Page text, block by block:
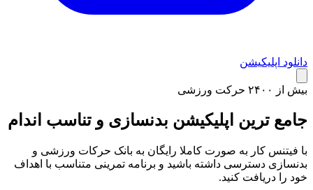
دانلود اپلیکیشن
بیش از ۲۴۰۰ حرکت ورزشی
جامع ترین اپلیکیشن بدنسازی و تناسب اندام
با فیتنس کار به صورت کاملا رایگان به بانک حرکات ورزشی و
بدنسازی دسترسی داشته باشید و برنامه تمرینی متناسب با اهداف
خود را دریافت کنید.